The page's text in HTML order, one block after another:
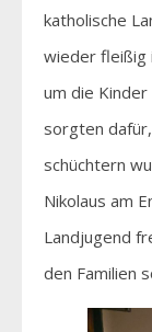
katholische
wieder fleißig
um die
sorgten
schüchtern
Nikolaus am
Landjugend
den Familien